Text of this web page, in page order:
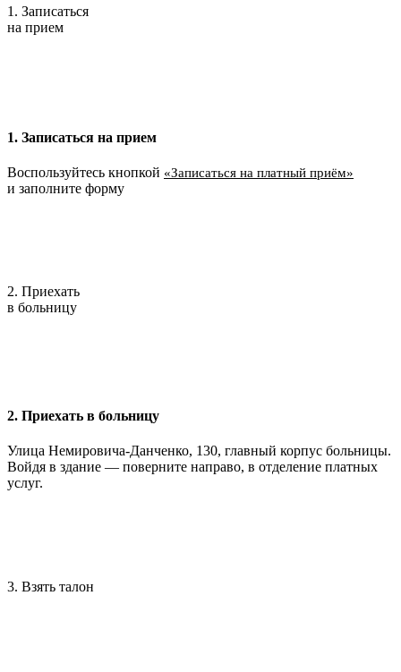
1. Записаться
на прием
1. Записаться на прием
Воспользуйтесь кнопкой «Записаться на платный приём»
и заполните форму
2. Приехать
в больницу
2. Приехать в больницу
Улица Немировича-Данченко, 130, главный корпус больницы.
Войдя в здание — поверните направо, в отделение платных
услуг.
3. Взять талон